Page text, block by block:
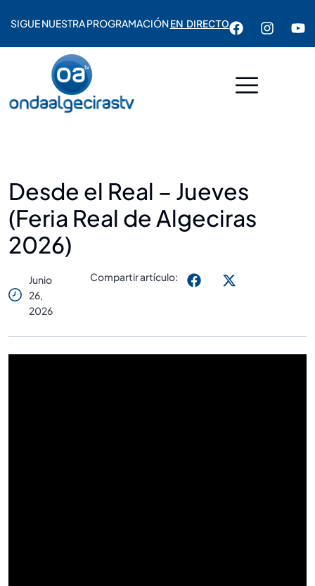
SIGUE NUESTRA PROGRAMACIÓNEN DIRECTO
Desde el Real – Jueves
(Feria Real de Algeciras
2026)
Junio
26,
2026
Compartir artículo: